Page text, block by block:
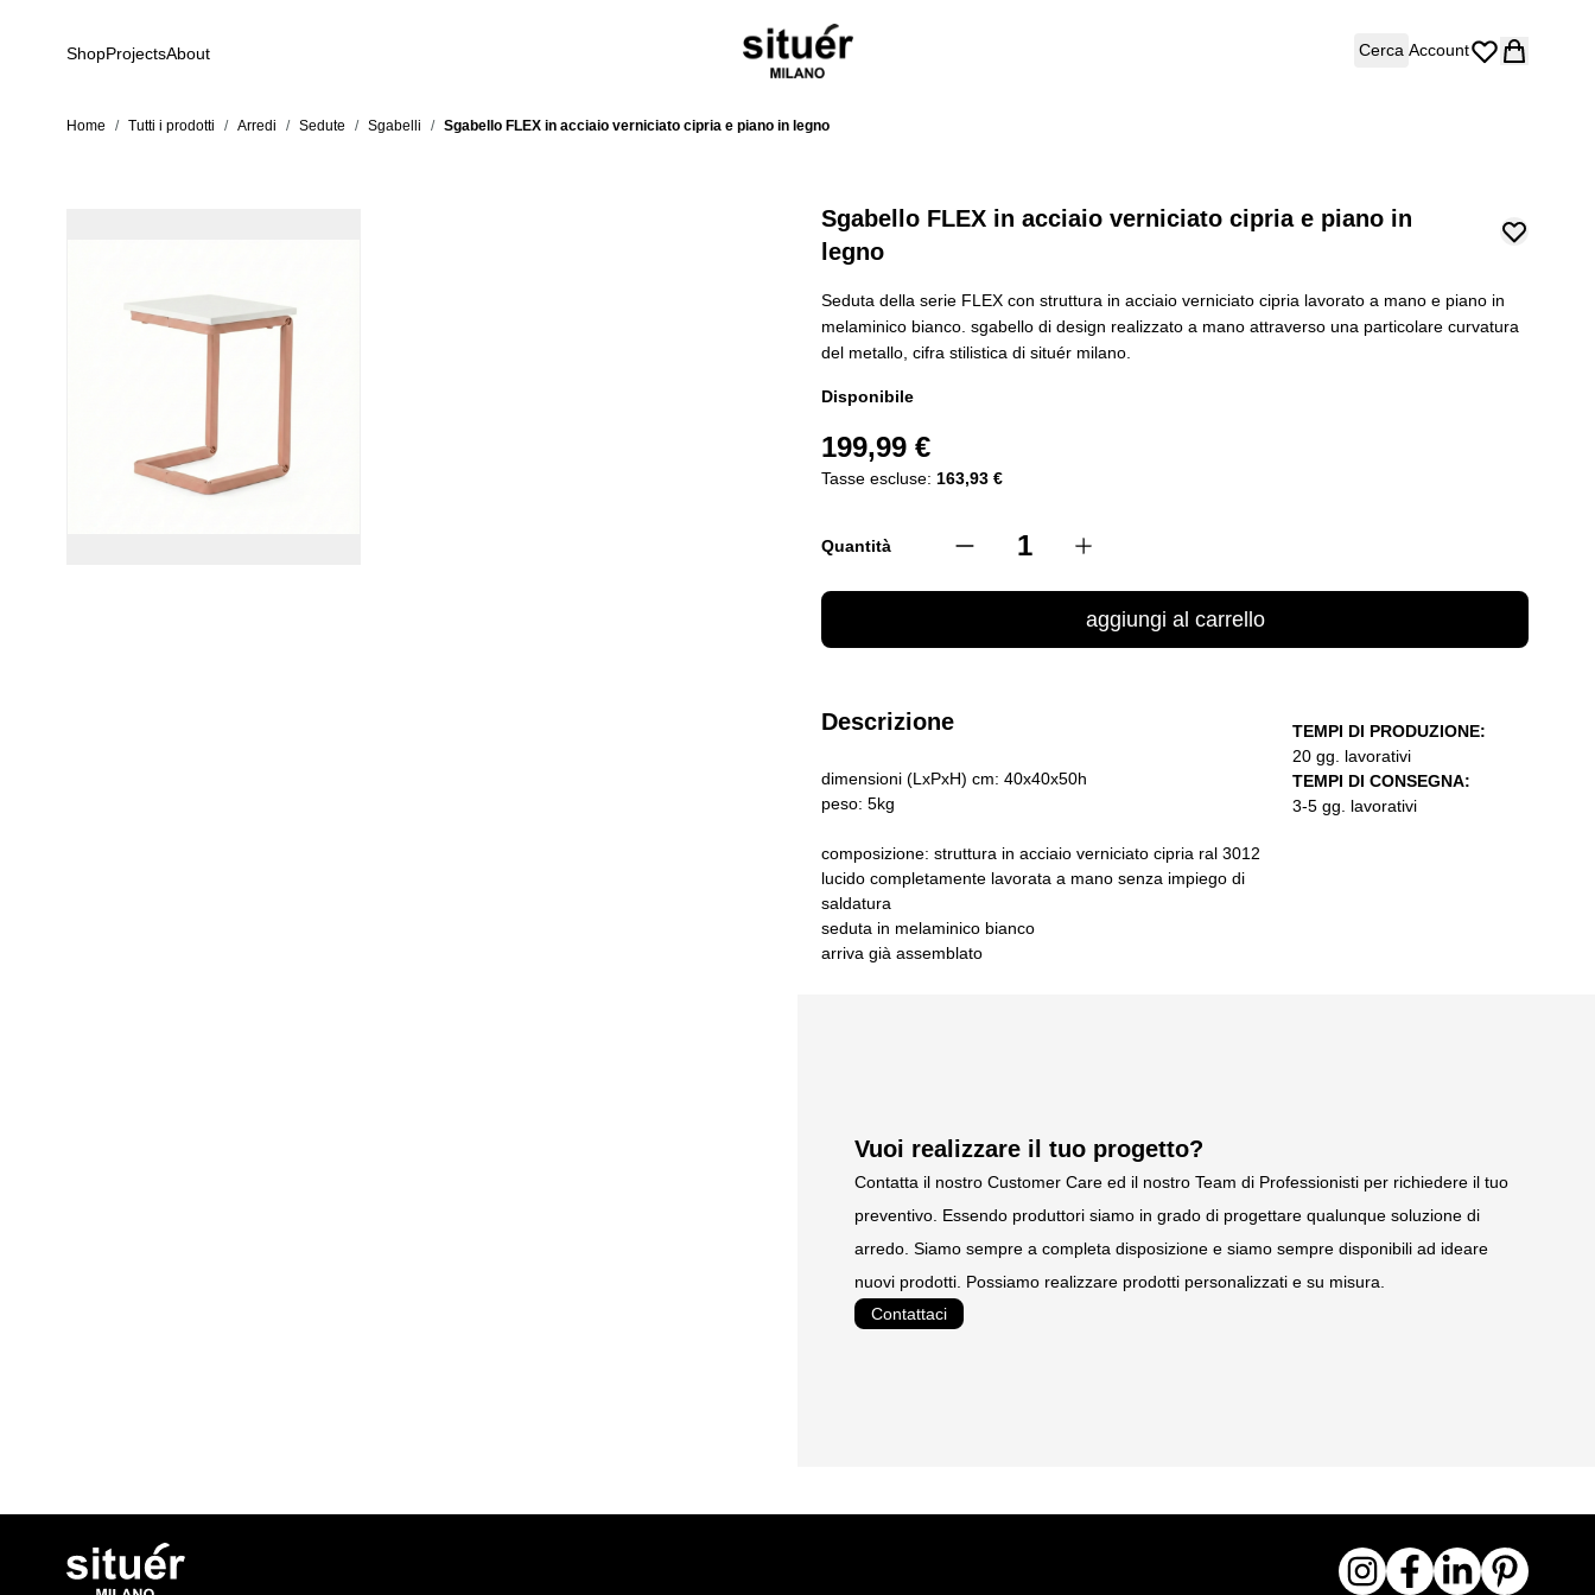
ShopProjectsAbout Cerca Account
Home / Tutti i prodotti / Arredi / Sedute / Sgabelli / Sgabello FLEX in acciaio verniciato cipria e piano in legno
Sgabello FLEX in acciaio verniciato cipria e piano in
legno
Seduta della serie FLEX con struttura in acciaio verniciato cipria lavorato a mano e piano in
melaminico bianco. sgabello di design realizzato a mano attraverso una particolare curvatura
del metallo, cifra stilistica di situér milano.
Disponibile
199,99 €
Tasse escluse: 163,93 €
Quantità
aggiungi al carrello
Descrizione
dimensioni (LxPxH) cm: 40x40x50h
peso: 5kg
composizione: struttura in acciaio verniciato cipria ral 3012
lucido completamente lavorata a mano senza impiego di
saldatura
seduta in melaminico bianco
arriva già assemblato
TEMPI DI PRODUZIONE:
20 gg. lavorativi
TEMPI DI CONSEGNA:
3-5 gg. lavorativi
Vuoi realizzare il tuo progetto?
Contatta il nostro Customer Care ed il nostro Team di Professionisti per richiedere il tuo
preventivo. Essendo produttori siamo in grado di progettare qualunque soluzione di
arredo. Siamo sempre a completa disposizione e siamo sempre disponibili ad ideare
nuovi prodotti. Possiamo realizzare prodotti personalizzati e su misura.
Contattaci